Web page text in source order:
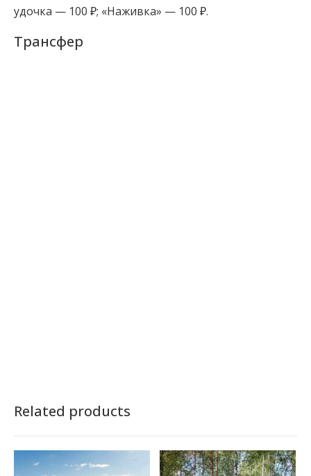
удочка — 100 ₽; «Наживка» — 100 ₽.
Трансфер
Related products